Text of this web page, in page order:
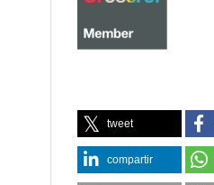
tweet
compartir